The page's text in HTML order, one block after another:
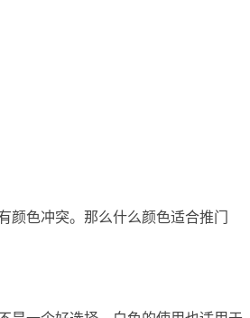
色冲突。那么什么颜色适合推门